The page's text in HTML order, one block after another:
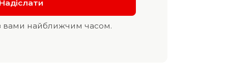
вами найближчим часом.